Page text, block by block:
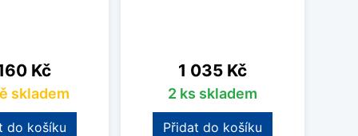
Kč
skladem
do košíku
Cena
1 035 Kč
2 ks skladem
Přidat do košíku